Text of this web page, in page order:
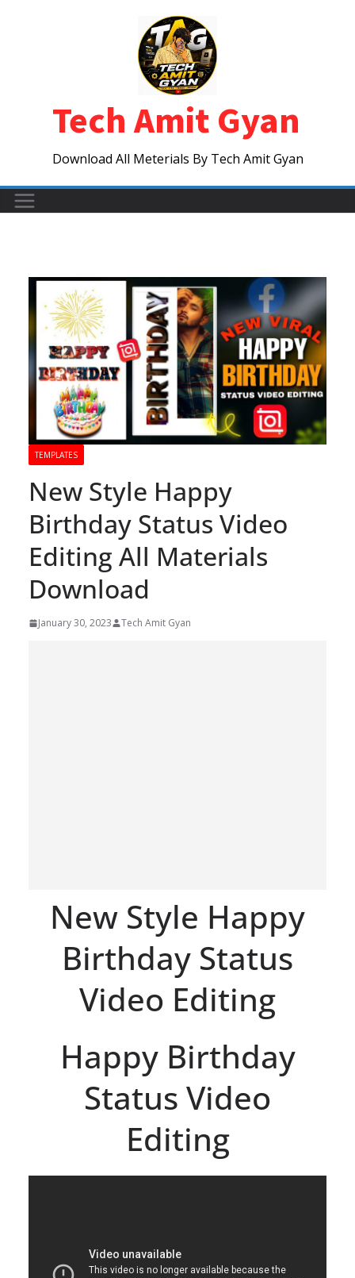
Tech Amit Gyan
Download All Meterials By Tech Amit Gyan
TEMPLATES
New Style Happy
Birthday Status Video
Editing All Materials
Download
January 30, 2023 Tech Amit Gyan
New Style Happy
Birthday Status
Video Editing
Happy Birthday
Status Video
Editing